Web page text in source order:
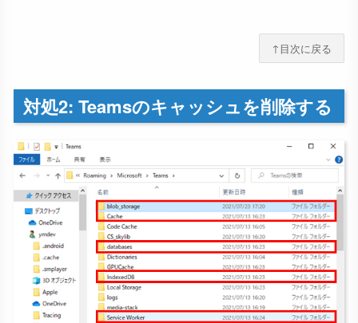
↑目次に戻る
対処2: Teamsのキャッシュを削除する